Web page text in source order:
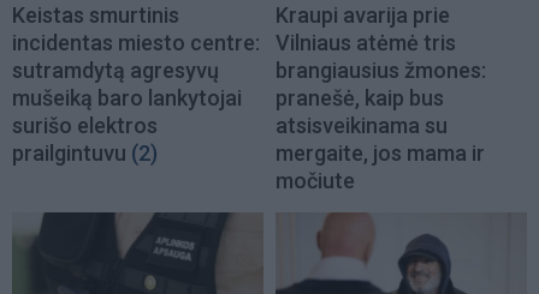
Keistas smurtinis
incidentas miesto centre:
sutramdytą agresyvų
mušeiką baro lankytojai
surišo elektros
prailgintuvu (2)
Kraupi avarija prie
Vilniaus atėmė tris
brangiausius žmones:
pranešė, kaip bus
atsisveikinama su
mergaite, jos mama ir
močiute